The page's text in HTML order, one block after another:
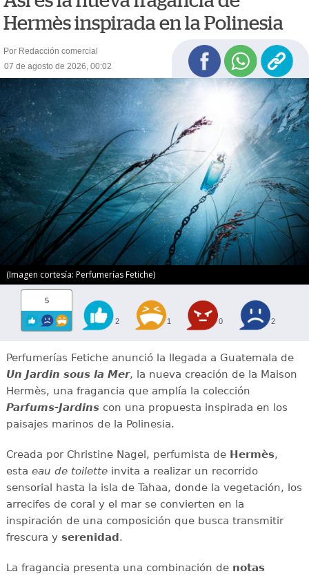
Hermès inspirada en la Polinesia
Por Redacción comercial
07 de agosto de 2026, 00:02
(Imagen cortesía: Perfumerías Fetiche)
5
2 1 0 2
Perfumerías Fetiche anunció la llegada a Guatemala de
Un Jardin sous la Mer, la nueva creación de la Maison
Hermès, una fragancia que amplía la colección
Parfums-Jardinscon una propuesta inspirada en los
paisajes marinos de la Polinesia.
Creada por Christine Nagel, perfumista de Hermès,
esta eau de toiletteinvita a realizar un recorrido
sensorial hasta la isla de Tahaa, donde la vegetación, los
arrecifes de coral y el mar se convierten en la
inspiración de una composición que busca transmitir
frescura y serenidad.
La fragancia presenta una combinación de notas